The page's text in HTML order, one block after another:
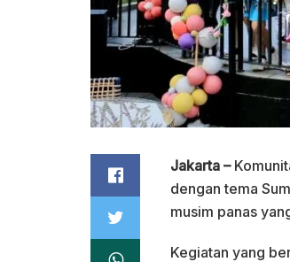
Jakarta –
dengan tema
musim panas
Kegiatan yang